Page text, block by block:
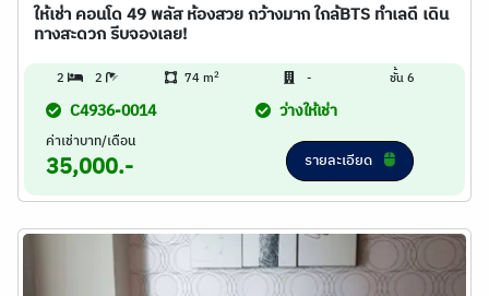
ให้เช่า คอนโด 49 พลัส ห้องสวย กว้างมาก ใกล้BTS ทำเลดี เดิน
ทางสะดวก รีบจองเลย!
2 2 74 m2 - ชั้น 6
C4936-0014 ว่างให้เช่า
ค่าเช่าบาท/เดือน
35,000.- รายละเอียด